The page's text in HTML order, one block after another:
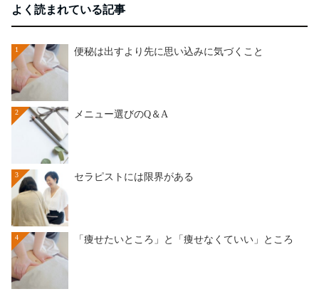
よく読まれている記事
1 便秘は出すより先に思い込みに気づくこと
2 メニュー選びのQ＆A
3 セラピストには限界がある
4 「痩せたいところ」と「痩せなくていい」ところ